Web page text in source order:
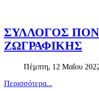
ΣΥΛΛΟΓΟΣ
ΖΩΓΡΑΦΙΚΗΣ
Πέμπτη, 12 Μαΐου
Περισσότερα...